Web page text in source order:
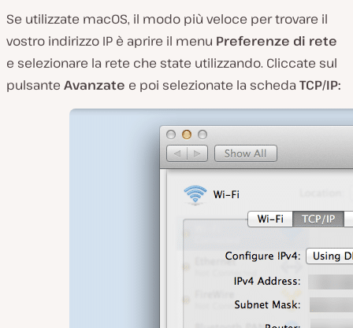
Se utilizzate macOS, il modo più veloce per trovare il
vostro indirizzo IP è aprire il menu Preferenze di rete
e selezionare la rete che state utilizzando. Cliccate sul
pulsante Avanzate e poi selezionate la scheda TCP/IP: